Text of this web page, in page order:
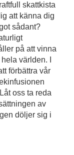
skattkista
att känna dig
sådant?
på att vinna
världen. I
förbättra vår
oss ta reda
av
döljer sig i